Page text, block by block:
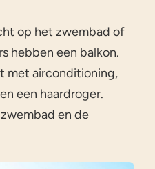
op het zwembad of
hebben een balkon.
met airconditioning,
een haardroger.
en de